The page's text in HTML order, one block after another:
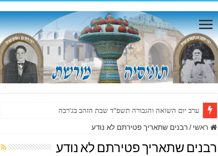
ערב יום השואה והגבורה תשפ"ד שבת הזהב בג'רבה
ראשי / רבנים שתאריך פטירתם לא נודע
רבנים שתאריך פטירתם לא נודע